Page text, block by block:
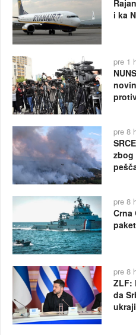
i ka
pre 1
pre 8
zbog
pre 8
Crna
pre 8
ZLF:
da